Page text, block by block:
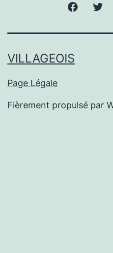
Facebook
VILLAGEOIS
Page Légale
Fièrement propulsé par